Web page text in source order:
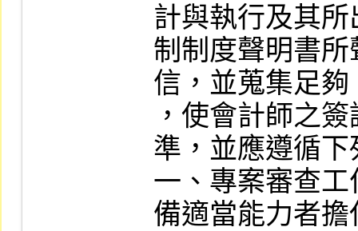
計與執行及其
制制度聲明書
信，並蒐集足
，使會計師之
準，並應遵循下
一、專案審查
備適當能力者擔